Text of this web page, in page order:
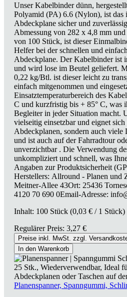
Unser Kabelbinder dünn,
Polyamid (PA) 6.6 (Nylon), ist das
Abdeckplane sicher und
Abmessung von 282 x 4,8 mm
von 100 Stück, ist dieser
Helfer bei der schnellen und
Abdeckplane. Der Kabelbinder ist
und wird lose im Beutel geliefert.
0,22 kg/Btl. ist dieser leicht zu
einfach mitgenommen und
Einsatztemperaturbereich des
C und kurzfristig bis + 85° C, was
Begleiter in jeder Situation macht.
vielseitig einsetzbar und eignet
Abdeckplanen, sondern auch viele
und ist auch auf der Fahrradtour
unverzichtbar . Die Verwendung
unkompliziert und schnell, was
Angaben zur Produktsicherheit
Herstellers: Allround - Planen und
Meitner-Allee 43Ort: 25436
4120 70 690 0Email-Adresse:
Inhalt: 100 Stück (0,03 € / 1 Stück)
Regulärer Preis: 3,27 €
Preise inkl. MwSt. zzgl.
In den Warenkorb
Planenspanner, Spanngummi,